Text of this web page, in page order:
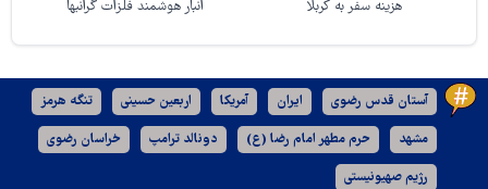
هزینه سفر به کربلا انبار هوشمند فلزات گرانبها
آستان قدس رضوی ایران آمریکا اربعین حسینی تنگه هرمز
مشهد حرم مطهر امام رضا (ع) دونالد ترامپ خراسان رضوی
رژیم صهیونیستی